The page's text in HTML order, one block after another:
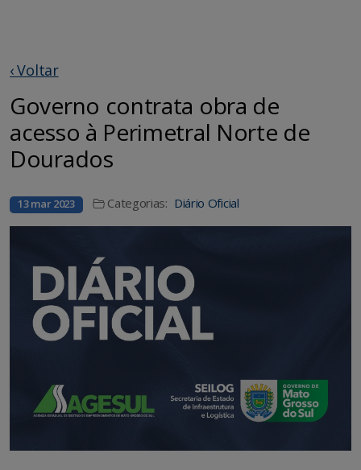
‹ Voltar
Governo contrata obra de
acesso à Perimetral Norte de
Dourados
13 mar 2023 Categorias: Diário Oficial